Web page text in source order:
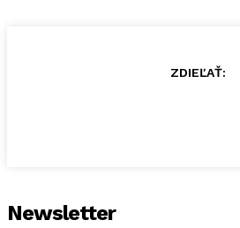
ZDIEĽAŤ:
Newsletter